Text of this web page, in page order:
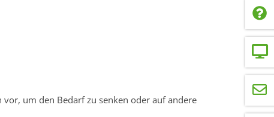
um den Bedarf zu senken oder auf andere